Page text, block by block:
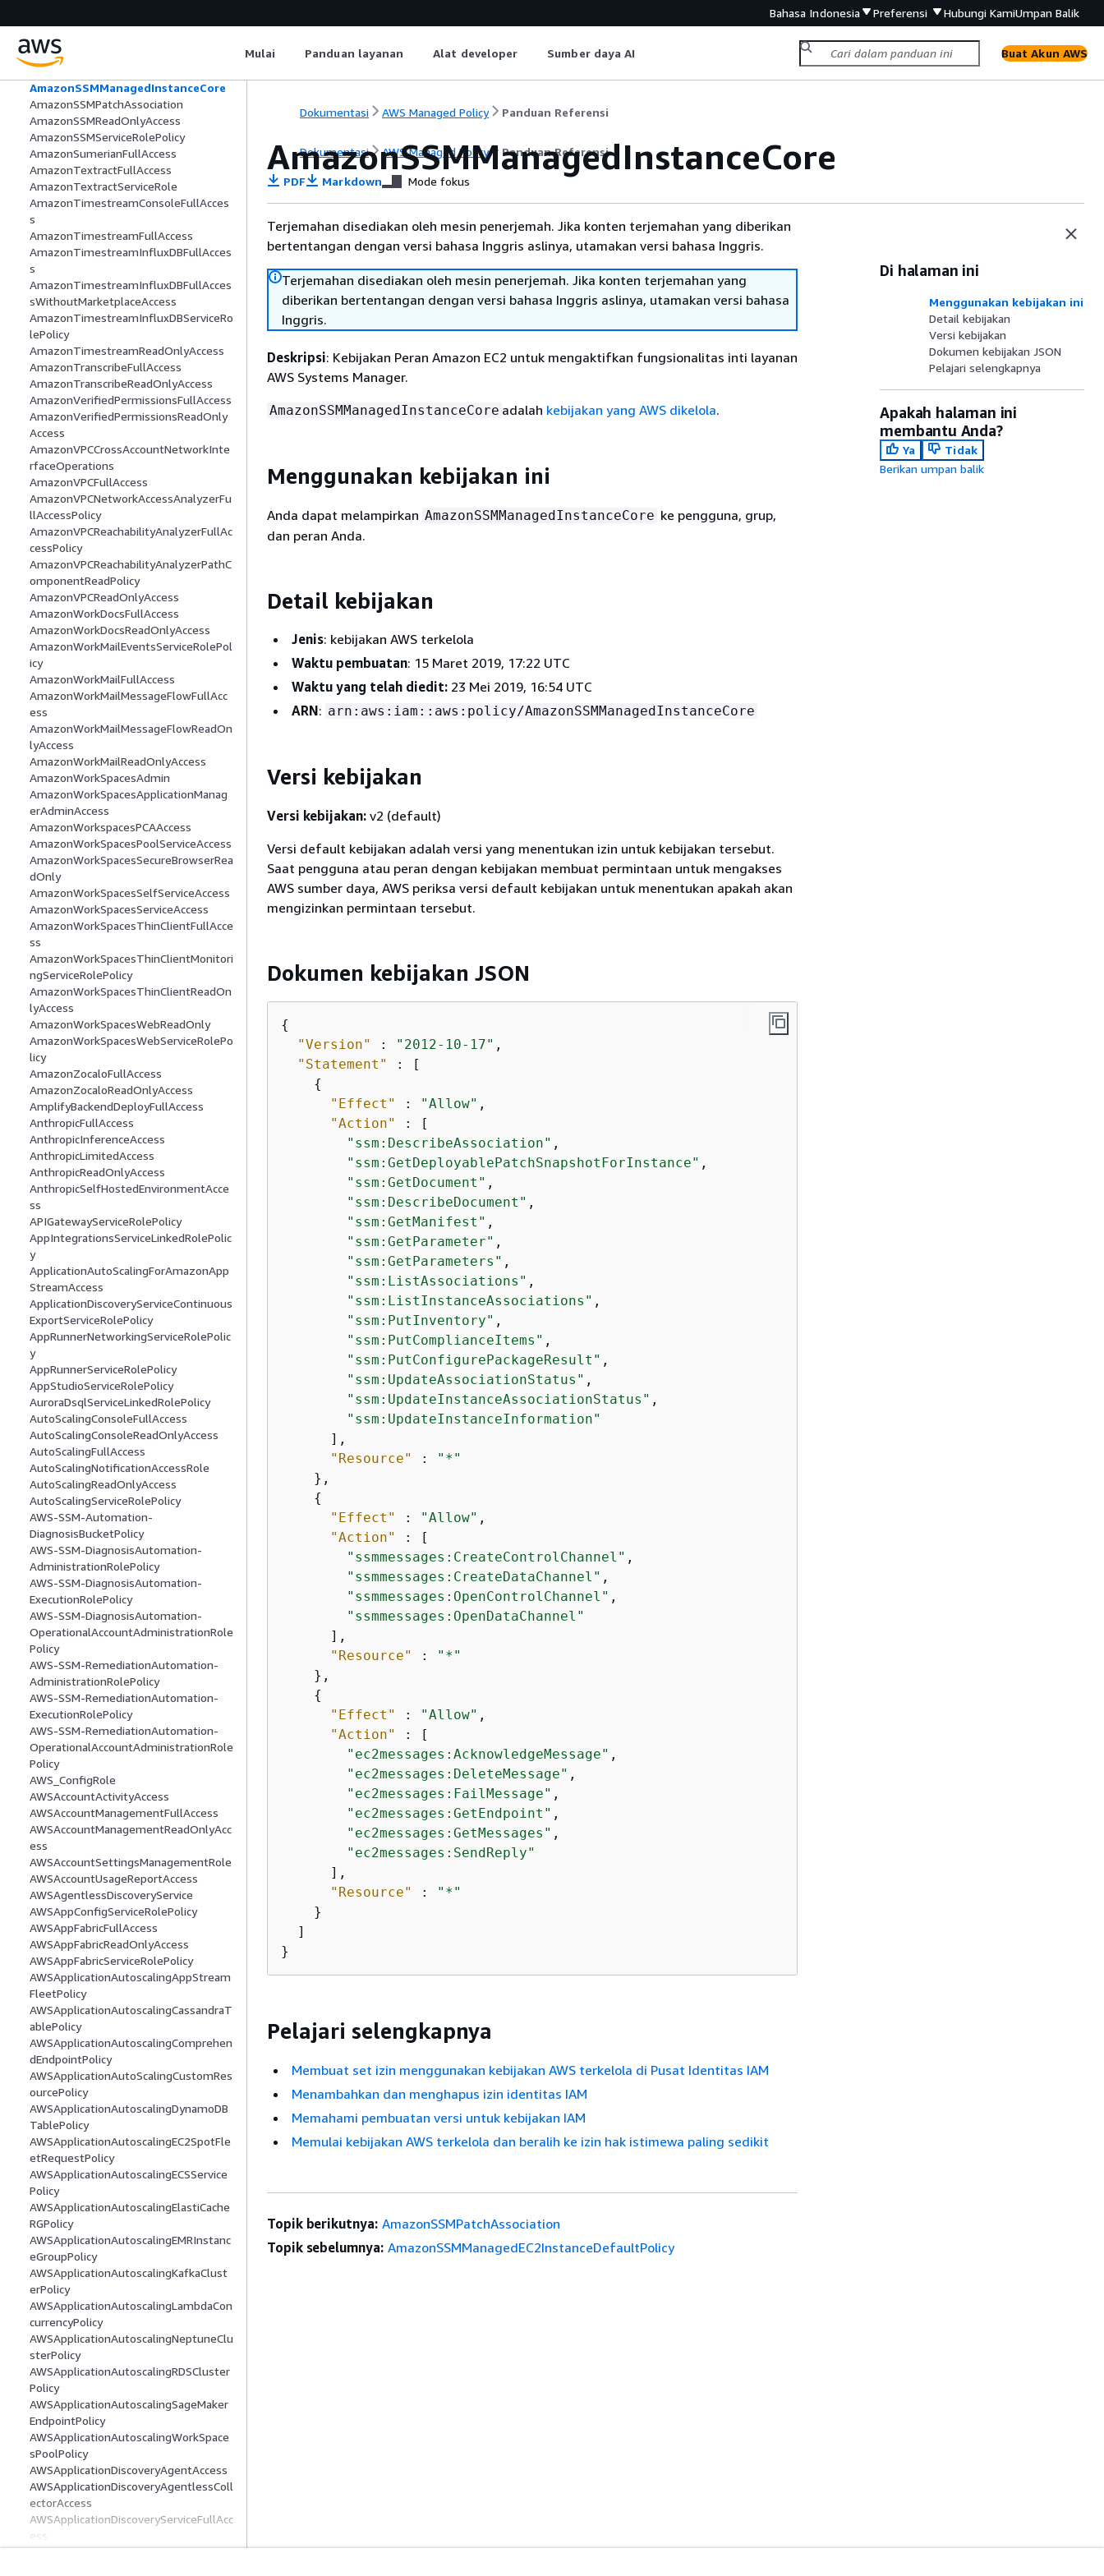
Bahasa Indonesia Preferensi Hubungi KamiUmpan Balik
Mulai Panduan layanan Alat developer Sumber daya AI Buat Akun AWS
AmazonSSMMaintenanceWindowRole
AmazonSSMManagedEC2InstanceDefa
ultPolicy
AmazonSSMManagedInstanceCore
AmazonSSMPatchAssociation
AmazonSSMReadOnlyAccess
AmazonSSMServiceRolePolicy
AmazonSumerianFullAccess
AmazonTextractFullAccess
AmazonTextractServiceRole
AmazonTimestreamConsoleFullAcces
s
AmazonTimestreamFullAccess
AmazonTimestreamInfluxDBFullAcces
s
AmazonTimestreamInfluxDBFullAcces
sWithoutMarketplaceAccess
AmazonTimestreamInfluxDBServiceRo
lePolicy
AmazonTimestreamReadOnlyAccess
AmazonTranscribeFullAccess
AmazonTranscribeReadOnlyAccess
AmazonVerifiedPermissionsFullAccess
AmazonVerifiedPermissionsReadOnly
Access
AmazonVPCCrossAccountNetworkInte
rfaceOperations
AmazonVPCFullAccess
AmazonVPCNetworkAccessAnalyzerFu
llAccessPolicy
AmazonVPCReachabilityAnalyzerFullAc
cessPolicy
AmazonVPCReachabilityAnalyzerPathC
omponentReadPolicy
AmazonVPCReadOnlyAccess
AmazonWorkDocsFullAccess
AmazonWorkDocsReadOnlyAccess
AmazonWorkMailEventsServiceRolePol
icy
AmazonWorkMailFullAccess
AmazonWorkMailMessageFlowFullAcc
ess
AmazonWorkMailMessageFlowReadOn
lyAccess
AmazonWorkMailReadOnlyAccess
AmazonWorkSpacesAdmin
AmazonWorkSpacesApplicationManag
erAdminAccess
AmazonWorkspacesPCAAccess
AmazonWorkSpacesPoolServiceAccess
AmazonWorkSpacesSecureBrowserRea
dOnly
AmazonWorkSpacesSelfServiceAccess
AmazonWorkSpacesServiceAccess
AmazonWorkSpacesThinClientFullAcce
ss
AmazonWorkSpacesThinClientMonitori
ngServiceRolePolicy
AmazonWorkSpacesThinClientReadOn
lyAccess
AmazonWorkSpacesWebReadOnly
AmazonWorkSpacesWebServiceRolePo
licy
AmazonZocaloFullAccess
AmazonZocaloReadOnlyAccess
AmplifyBackendDeployFullAccess
AnthropicFullAccess
AnthropicInferenceAccess
AnthropicLimitedAccess
AnthropicReadOnlyAccess
AnthropicSelfHostedEnvironmentAcce
ss
APIGatewayServiceRolePolicy
AppIntegrationsServiceLinkedRolePolic
y
ApplicationAutoScalingForAmazonApp
StreamAccess
ApplicationDiscoveryServiceContinuous
ExportServiceRolePolicy
AppRunnerNetworkingServiceRolePolic
y
AppRunnerServiceRolePolicy
AppStudioServiceRolePolicy
AuroraDsqlServiceLinkedRolePolicy
AutoScalingConsoleFullAccess
AutoScalingConsoleReadOnlyAccess
AutoScalingFullAccess
AutoScalingNotificationAccessRole
AutoScalingReadOnlyAccess
AutoScalingServiceRolePolicy
AWS-SSM-Automation-
DiagnosisBucketPolicy
AWS-SSM-DiagnosisAutomation-
AdministrationRolePolicy
AWS-SSM-DiagnosisAutomation-
ExecutionRolePolicy
AWS-SSM-DiagnosisAutomation-
OperationalAccountAdministrationRole
Policy
AWS-SSM-RemediationAutomation-
AdministrationRolePolicy
AWS-SSM-RemediationAutomation-
ExecutionRolePolicy
AWS-SSM-RemediationAutomation-
OperationalAccountAdministrationRole
Policy
AWS_ConfigRole
AWSAccountActivityAccess
AWSAccountManagementFullAccess
AWSAccountManagementReadOnlyAcc
ess
AWSAccountSettingsManagementRole
AWSAccountUsageReportAccess
AWSAgentlessDiscoveryService
AWSAppConfigServiceRolePolicy
AWSAppFabricFullAccess
AWSAppFabricReadOnlyAccess
AWSAppFabricServiceRolePolicy
AWSApplicationAutoscalingAppStream
FleetPolicy
AWSApplicationAutoscalingCassandraT
ablePolicy
AWSApplicationAutoscalingComprehen
dEndpointPolicy
AWSApplicationAutoScalingCustomRes
ourcePolicy
AWSApplicationAutoscalingDynamoDB
TablePolicy
AWSApplicationAutoscalingEC2SpotFle
etRequestPolicy
AWSApplicationAutoscalingECSService
Policy
AWSApplicationAutoscalingElastiCache
RGPolicy
AWSApplicationAutoscalingEMRInstanc
eGroupPolicy
AWSApplicationAutoscalingKafkaClust
erPolicy
AWSApplicationAutoscalingLambdaCon
currencyPolicy
AWSApplicationAutoscalingNeptuneClu
sterPolicy
AWSApplicationAutoscalingRDSCluster
Policy
AWSApplicationAutoscalingSageMaker
EndpointPolicy
AWSApplicationAutoscalingWorkSpace
sPoolPolicy
AWSApplicationDiscoveryAgentAccess
AWSApplicationDiscoveryAgentlessColl
ectorAccess
AWSApplicationDiscoveryServiceFullAcc
ess
AWSApplicationMigrationAgentInstalla
Dokumentasi AWS Managed Policy Panduan Referensi
Dokumentasi AWS Managed Policy Panduan Referensi
AmazonSSMManagedInstanceCore
PDF Markdown Mode fokus
Terjemahan disediakan oleh mesin penerjemah. Jika konten terjemahan yang diberikan
bertentangan dengan versi bahasa Inggris aslinya, utamakan versi bahasa Inggris.
Terjemahan disediakan oleh mesin penerjemah. Jika konten terjemahan yang
diberikan bertentangan dengan versi bahasa Inggris aslinya, utamakan versi bahasa
Inggris.
Deskripsi: Kebijakan Peran Amazon EC2 untuk mengaktifkan fungsionalitas inti layanan
AWS Systems Manager.
AmazonSSMManagedInstanceCore adalah kebijakan yang AWS dikelola.
Menggunakan kebijakan ini
Anda dapat melampirkan AmazonSSMManagedInstanceCore ke pengguna, grup,
dan peran Anda.
Detail kebijakan
Jenis: kebijakan AWS terkelola
Waktu pembuatan: 15 Maret 2019, 17:22 UTC
Waktu yang telah diedit: 23 Mei 2019, 16:54 UTC
ARN: arn:aws:iam::aws:policy/AmazonSSMManagedInstanceCore
Versi kebijakan
Versi kebijakan: v2 (default)
Versi default kebijakan adalah versi yang menentukan izin untuk kebijakan tersebut.
Saat pengguna atau peran dengan kebijakan membuat permintaan untuk mengakses
AWS sumber daya, AWS periksa versi default kebijakan untuk menentukan apakah akan
mengizinkan permintaan tersebut.
Dokumen kebijakan JSON
{
"Version"
: "2012-10-17" ,
"Statement"
: [
{
"Effect"
: "Allow" ,
"Action"
: [
"ssm:DescribeAssociation" ,
"ssm:GetDeployablePatchSnapshotForInstance" ,
"ssm:GetDocument" ,
"ssm:DescribeDocument" ,
"ssm:GetManifest" ,
"ssm:GetParameter" ,
"ssm:GetParameters" ,
"ssm:ListAssociations" ,
"ssm:ListInstanceAssociations" ,
"ssm:PutInventory" ,
"ssm:PutComplianceItems" ,
"ssm:PutConfigurePackageResult" ,
"ssm:UpdateAssociationStatus" ,
"ssm:UpdateInstanceAssociationStatus" ,
"ssm:UpdateInstanceInformation"
      ],
"Resource"
:
"*"
    },
{
"Effect"
: "Allow" ,
"Action"
: [
"ssmmessages:CreateControlChannel" ,
"ssmmessages:CreateDataChannel" ,
"ssmmessages:OpenControlChannel" ,
"ssmmessages:OpenDataChannel"
      ],
"Resource"
:
"*"
    },
{
"Effect"
: "Allow" ,
"Action"
: [
"ec2messages:AcknowledgeMessage" ,
"ec2messages:DeleteMessage" ,
"ec2messages:FailMessage" ,
"ec2messages:GetEndpoint" ,
"ec2messages:GetMessages" ,
"ec2messages:SendReply"
      ],
"Resource"
:
"*"
    }
  ]
}
Pelajari selengkapnya
Membuat set izin menggunakan kebijakan AWS terkelola di Pusat Identitas IAM
Menambahkan dan menghapus izin identitas IAM
Memahami pembuatan versi untuk kebijakan IAM
Memulai kebijakan AWS terkelola dan beralih ke izin hak istimewa paling sedikit
Di halaman ini
Menggunakan kebijakan ini
Detail kebijakan
Versi kebijakan
Dokumen kebijakan JSON
Pelajari selengkapnya
Apakah halaman ini
membantu Anda?
Ya
Tidak
Berikan umpan balik
Topik berikutnya: AmazonSSMPatchAssociation
Topik sebelumnya: AmazonSSMManagedEC2InstanceDefaultPolicy